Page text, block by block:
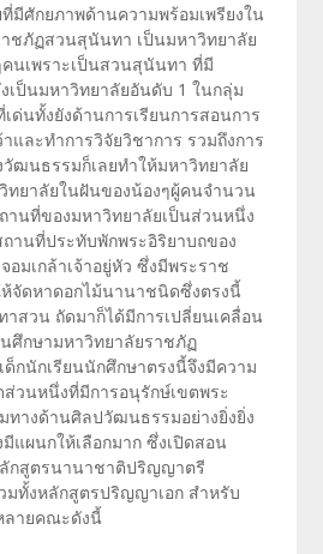
มีศักยภาพด้านความพร้อมเพรียงใน
าชภัฏสวนสุนันทา เป็นมหาวิทยาลัย
นเพราะเป็นสวนสุนันทา ที่มี
เป็นมหาวิทยาลัยอันดับ 1 ในกลุ่ม
ด่นทั้งยังด้านการเรียนการสอนการ
และทำการวิจัยวิชาการ รวมถึงการ
ฒนธรรมก็เลยทำให้มหาวิทยาลัย
ทยาลัยในฝันของน้องๆผู้คนจำนวน
านที่ของมหาวิทยาลัยเป็นส่วนหนึ่ง
านที่ประทับพักพระอิริยาบถของ
อมเกล้าเจ้าอยู่หัว ซึ่งมีพระราช
ห้จัดหาดอกไม้นานาชนิดซึ่งตรงนี้
สวน ถัดมาก็ได้มีการเปลี่ยนเคลื่อน
ศึกษามหาวิทยาลัยราชภัฏ
กนักเรียนนักศึกษาตรงนี้จึงมีความ
วนหนึ่งที่มีการอนุรักษ์เขตพระ
ทางด้านศิลปวัฒนธรรมอย่างยิ่งยิ่ง
แผนกให้เลือกมาก ซึ่งเปิดสอน
กสูตรนานาชาติปริญญาตรี
ทั้งหลักสูตรปริญญาเอก สำหรับ
ายคณะดังนี้